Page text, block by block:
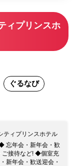
ィプリンスホ
ぐるなび
ティプリンスホテル
忘年会・新年会・歓
ご接待など! ◆個室充
新年会・歓送迎会・